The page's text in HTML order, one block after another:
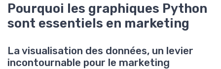
Pourquoi les graphiques Python
sont essentiels en marketing
La visualisation des données, un levier
incontournable pour le marketing